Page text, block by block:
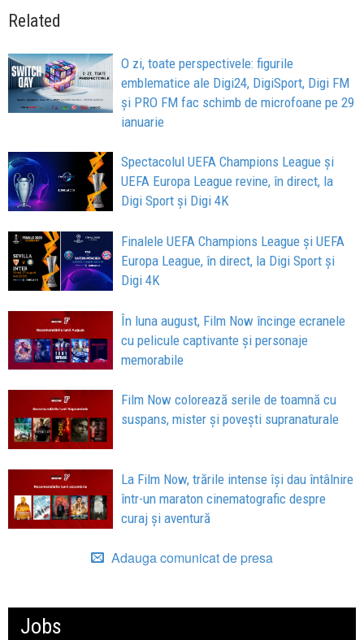
Related
O zi, toate perspectivele: figurile
emblematice ale Digi24, DigiSport, Digi FM
și PRO FM fac schimb de microfoane pe 29
ianuarie
Spectacolul UEFA Champions League și
UEFA Europa League revine, în direct, la
Digi Sport și Digi 4K
Finalele UEFA Champions League și UEFA
Europa League, în direct, la Digi Sport și
Digi 4K
În luna august, Film Now încinge ecranele
cu pelicule captivante și personaje
memorabile
Film Now colorează serile de toamnă cu
suspans, mister și povești supranaturale
La Film Now, trările intense își dau întâlnire
într-un maraton cinematografic despre
curaj și aventură
Adauga comunicat de presa
Jobs